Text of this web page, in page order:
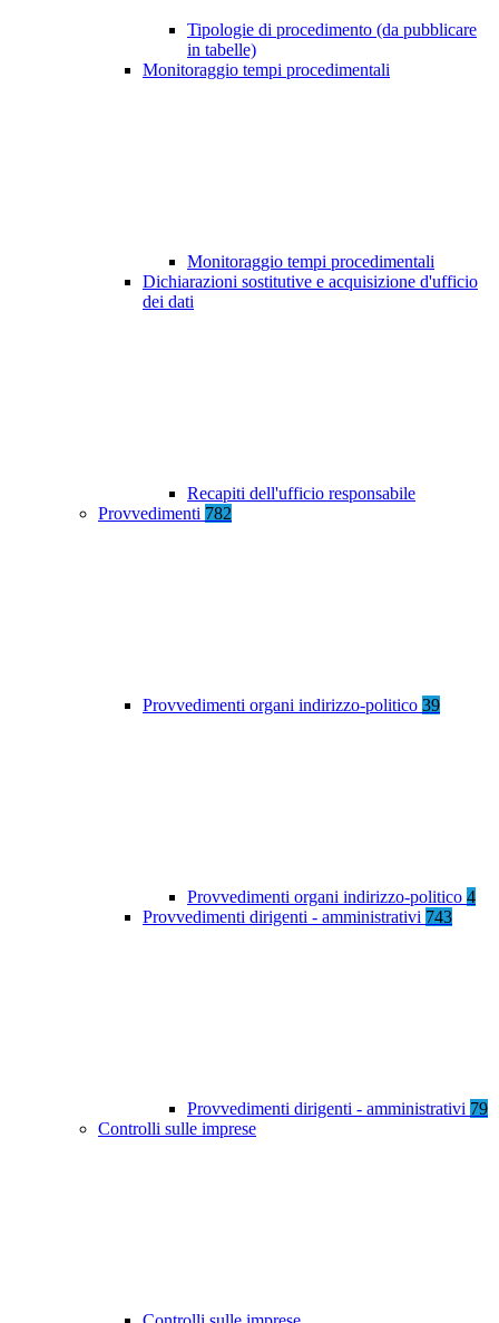
Tipologie di procedimento (da pubblicare
in tabelle)
Monitoraggio tempi procedimentali
Monitoraggio tempi procedimentali
Dichiarazioni sostitutive e acquisizione d'ufficio
dei dati
Recapiti dell'ufficio responsabile
Provvedimenti 782
Provvedimenti organi indirizzo-politico 39
Provvedimenti organi indirizzo-politico 4
Provvedimenti dirigenti - amministrativi 743
Provvedimenti dirigenti - amministrativi 79
Controlli sulle imprese